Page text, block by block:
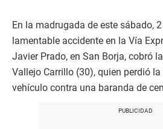
En la madrugada de este sábado,
lamentable accidente en la Vía
Javier Prado, en San Borja, cobró
Vallejo Carrillo (30), quien perdió
vehículo contra una baranda de